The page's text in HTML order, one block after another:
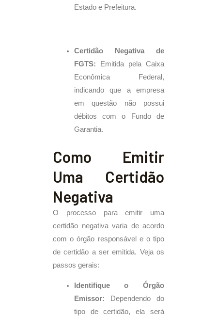
Estado e Prefeitura.
Certidão Negativa de
FGTS: Emitida pela Caixa
Econômica Federal,
indicando que a empresa
em questão não possui
débitos com o Fundo de
Garantia.
Como Emitir
Uma Certidão
Negativa
O processo para emitir uma
certidão negativa varia de acordo
com o órgão responsável e o tipo
de certidão a ser emitida. Veja os
passos gerais:
Identifique o Órgão
Emissor:
Dependendo do
tipo de certidão, ela será